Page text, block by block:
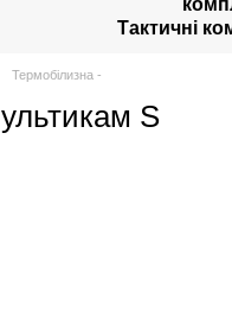
Тактичні
Термобілизна -
S